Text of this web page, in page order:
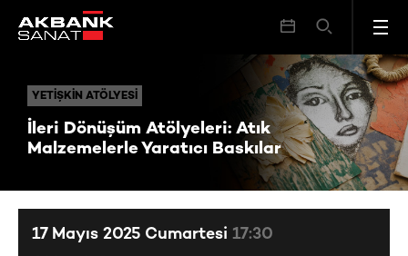
YETIŞKIN ATÖLYESI
İleri Dönüşüm Atölyeleri: Atık
Malzemelerle Yaratıcı Baskılar
YETIŞKIN ATÖLYESI İleri Dönüşüm Atölyeleri: Atık Malzemelerle Yaratıcı Baskılar
17 Mayıs 2025 Cumartesi 17:30